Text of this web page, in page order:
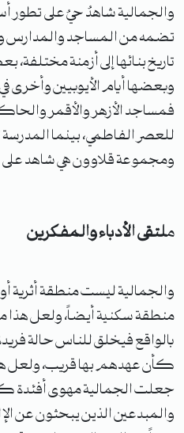
والجمالية شاهدٌ حيٌ على تطور
تضمه من المساجد والمدارس
تاريخ بنائها إلى أزمنة
وبعضها أيام الأيوبيين وأخرى
فمساجد الأزهر والأقمر
للعصر الفاطمي، بينما المدرسة
ومجموعة قلاوون هي شاهد
ملتقى الأدباء والمفكرين
والجمالية ليست منطقة أثرية
منطقة سكنية أيضاً، ولعل هذا ما
بالواقع فيخلق للناس حالة
كأن عهدهم بها قريب، ولعل
جعلت الجمالية مهوى أفئدة
والمبدعين الذين يبحثون عن